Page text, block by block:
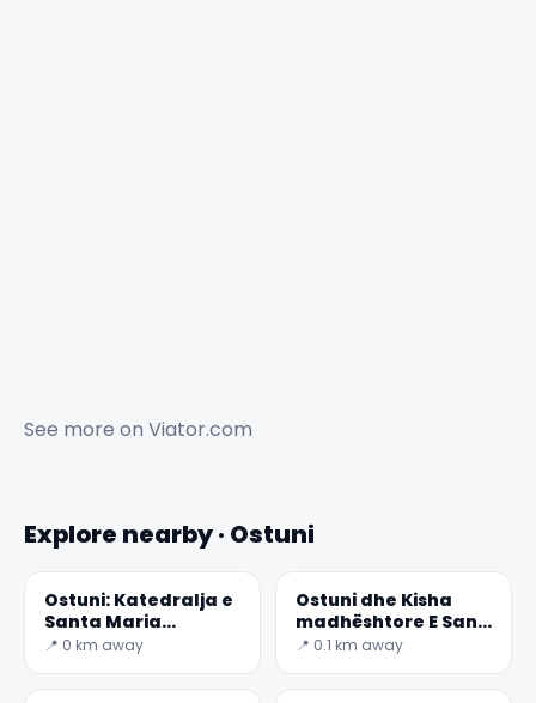
See more on Viator.com
Explore nearby · Ostuni
Ostuni: Katedralja e
Santa Maria
Dell'asunzione
📍 0 km away
Ostuni dhe Kisha
madhështore E San
Xhakomo Di
📍 0.1 km away